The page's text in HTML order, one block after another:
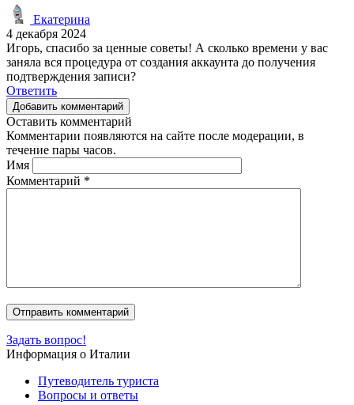
Екатерина
4 декабря 2024
Игорь, спасибо за ценные советы! А сколько времени у вас
заняла вся процедура от создания аккаунта до получения
подтверждения записи?
Ответить
Добавить комментарий
Оставить комментарий
Комментарии появляются на сайте после модерации, в
течение пары часов.
Имя
Комментарий *
Задать вопрос!
Информация о Италии
Путеводитель туриста
Вопросы и ответы